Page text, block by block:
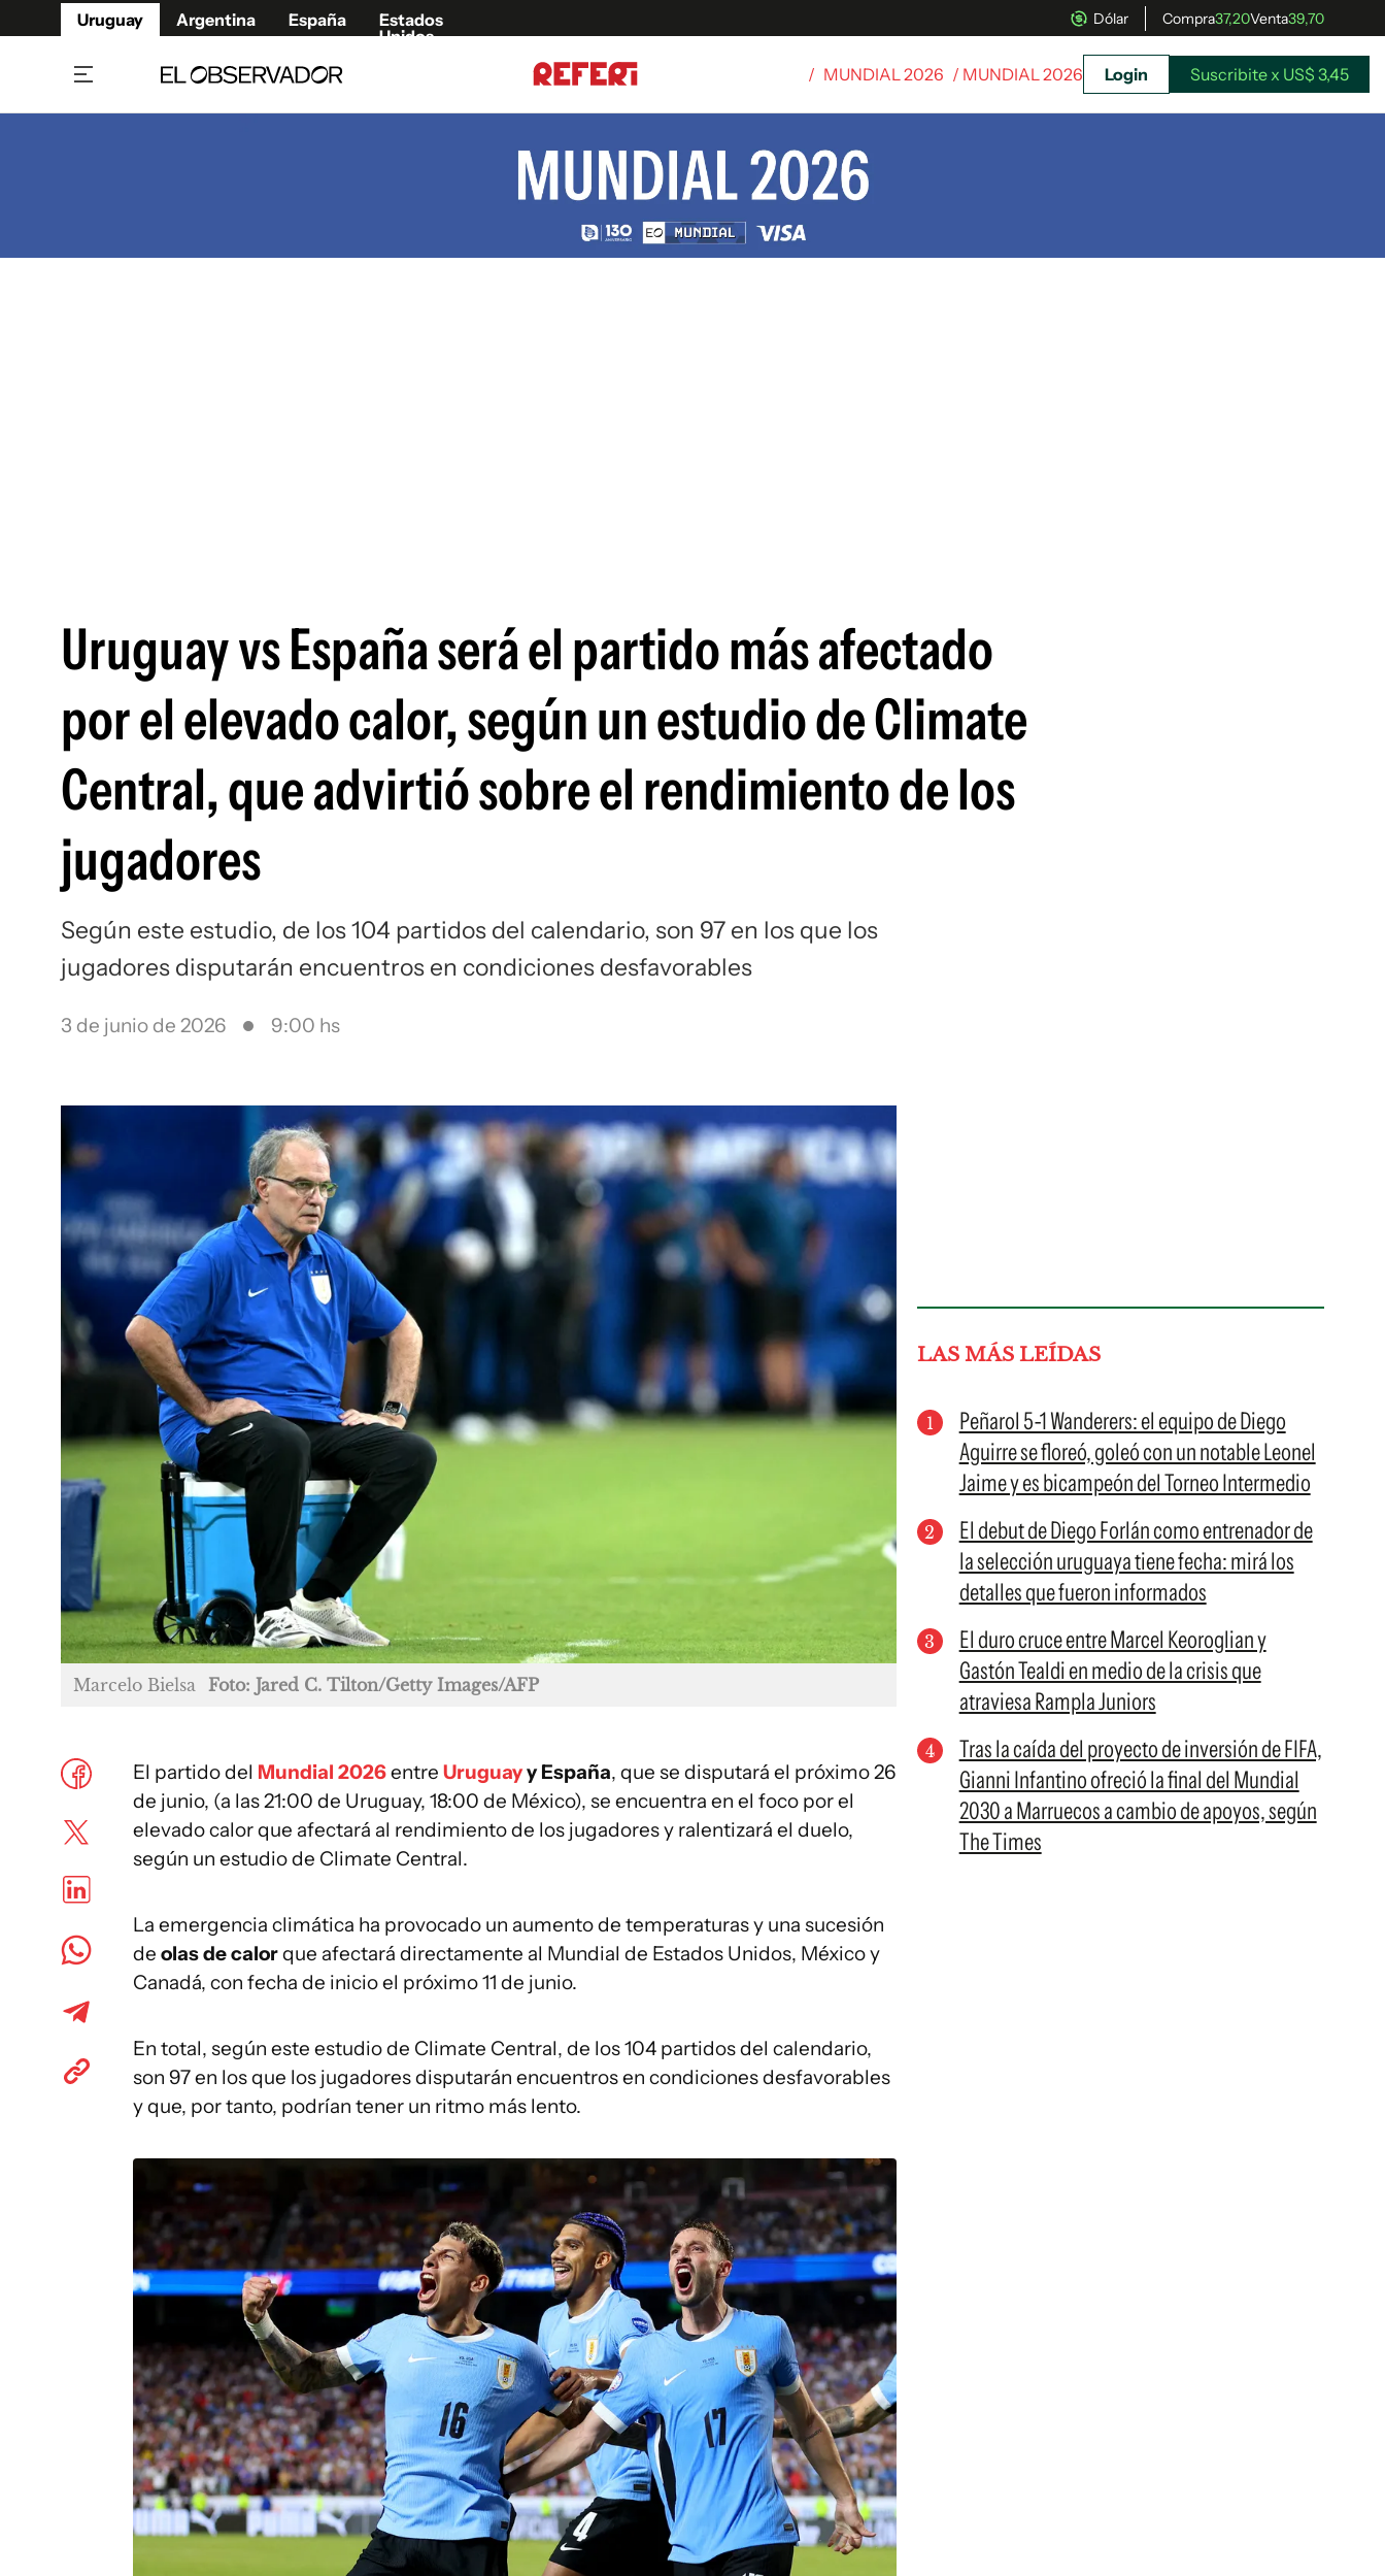
Uruguay Argentina España
Estados
Unidos
Dólar Compra37,20Venta39,70
/ MUNDIAL 2026 / MUNDIAL 2026 Login Suscribite x US$ 3,45
Uruguay vs España será el partido más afectado
por el elevado calor, según un estudio de Climate
Central, que advirtió sobre el rendimiento de los
jugadores
Según este estudio, de los 104 partidos del calendario, son 97 en los que los
jugadores disputarán encuentros en condiciones desfavorables
3 de junio de 2026 9:00 hs
Marcelo Bielsa Foto: Jared C. Tilton/Getty Images/AFP
El partido del Mundial 2026entre Uruguayy España, que se disputará el próximo 26
de junio, (a las 21:00 de Uruguay, 18:00 de México), se encuentra en el foco por el
elevado calor que afectará al rendimiento de los jugadores y ralentizará el duelo,
según un estudio de Climate Central.
La emergencia climática ha provocado un aumento de temperaturas y una sucesión
de olas de calorque afectará directamente al Mundial de Estados Unidos, México y
Canadá, con fecha de inicio el próximo 11 de junio.
En total, según este estudio de Climate Central, de los 104 partidos del calendario,
son 97 en los que los jugadores disputarán encuentros en condiciones desfavorables
y que, por tanto, podrían tener un ritmo más lento.
LAS MÁS LEÍDAS
Peñarol 5-1 Wanderers: el equipo de Diego
Aguirre se floreó, goleó con un notable Leonel
Jaime y es bicampeón del Torneo Intermedio
El debut de Diego Forlán como entrenador de
la selección uruguaya tiene fecha: mirá los
detalles que fueron informados
El duro cruce entre Marcel Keoroglian y
Gastón Tealdi en medio de la crisis que
atraviesa Rampla Juniors
Tras la caída del proyecto de inversión de FIFA,
Gianni Infantino ofreció la final del Mundial
2030 a Marruecos a cambio de apoyos, según
The Times